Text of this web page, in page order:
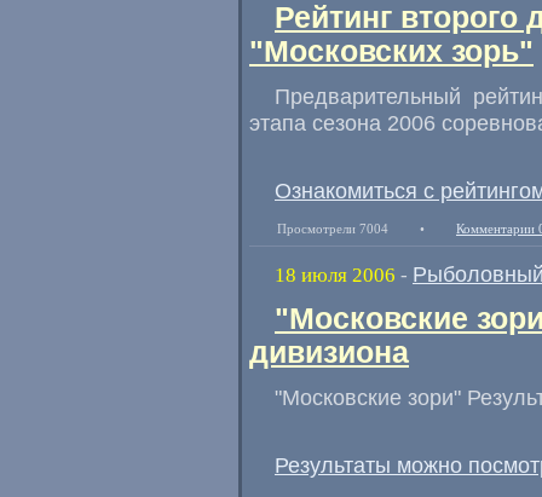
Рейтинг второго
"Московских зорь"
Предварительный
этапа сезона 2006
Ознакомиться с
Просмотрели 7004 • Комментарии
18 июля 2006 -
"Московские
дивизиона
"Московские зори"
Результаты можно